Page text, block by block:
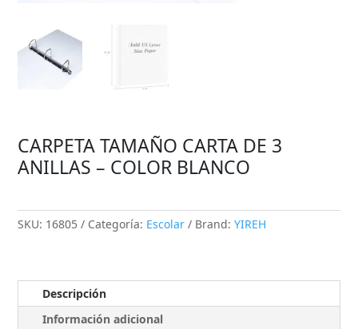
CARPETA TAMAÑO CARTA DE 3
ANILLAS – COLOR BLANCO
SKU: 16805 Categoría: Escolar Brand:YIREH
Descripción
Información adicional